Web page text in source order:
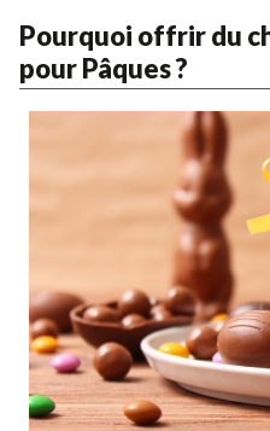
Pourquoi offrir du
pour Pâques ?